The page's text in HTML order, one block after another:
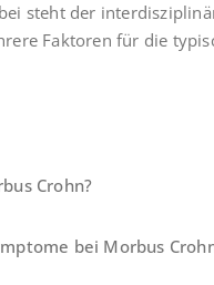
steht der
Faktoren für die
Crohn?
bei Morbus